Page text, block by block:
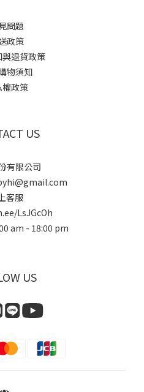
問題
政策
與退貨政策
物須知
權政策
US
有限公司
客服
LsJGcOh
am - 18:00 pm
US